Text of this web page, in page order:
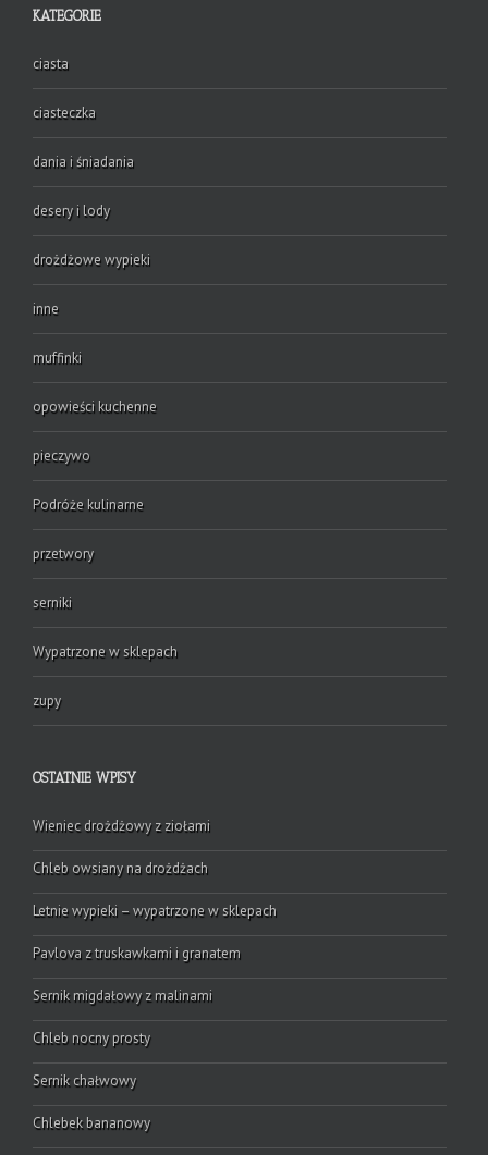
KATEGORIE
ciasta
ciasteczka
dania i śniadania
desery i lody
drożdżowe wypieki
inne
muffinki
opowieści kuchenne
pieczywo
Podróże kulinarne
przetwory
serniki
Wypatrzone w sklepach
zupy
OSTATNIE WPISY
Wieniec drożdżowy z ziołami
Chleb owsiany na drożdżach
Letnie wypieki – wypatrzone w sklepach
Pavlova z truskawkami i granatem
Sernik migdałowy z malinami
Chleb nocny prosty
Sernik chałwowy
Chlebek bananowy